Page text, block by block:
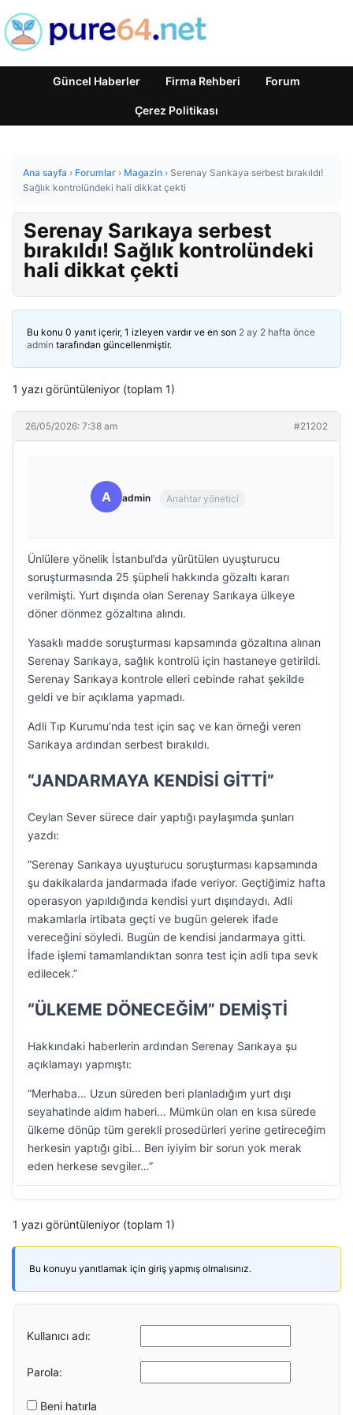
Güncel Haberler Firma Rehberi Forum
Çerez Politikası
Ana sayfa › Forumlar › Magazin › Serenay Sarıkaya serbest bırakıldı!
Sağlık kontrolündeki hali dikkat çekti
Serenay Sarıkaya serbest
bırakıldı! Sağlık kontrolündeki
hali dikkat çekti
Bu konu 0 yanıt içerir, 1 izleyen vardır ve en son 2 ay 2 hafta önce
admin tarafından güncellenmiştir.
1 yazı görüntüleniyor (toplam 1)
26/05/2026: 7:38 am #21202
A admin Anahtar yönetici
Ünlülere yönelik İstanbul’da yürütülen uyuşturucu
soruşturmasında 25 şüpheli hakkında gözaltı kararı
verilmişti. Yurt dışında olan Serenay Sarıkaya ülkeye
döner dönmez gözaltına alındı.
Yasaklı madde soruşturması kapsamında gözaltına alınan
Serenay Sarıkaya, sağlık kontrolü için hastaneye getirildi.
Serenay Sarıkaya kontrole elleri cebinde rahat şekilde
geldi ve bir açıklama yapmadı.
Adli Tıp Kurumu’nda test için saç ve kan örneği veren
Sarıkaya ardından serbest bırakıldı.
“JANDARMAYA KENDİSİ GİTTİ”
Ceylan Sever sürece dair yaptığı paylaşımda şunları
yazdı:
“Serenay Sarıkaya uyuşturucu soruşturması kapsamında
şu dakikalarda jandarmada ifade veriyor. Geçtiğimiz hafta
operasyon yapıldığında kendisi yurt dışındaydı. Adli
makamlarla irtibata geçti ve bugün gelerek ifade
vereceğini söyledi. Bugün de kendisi jandarmaya gitti.
İfade işlemi tamamlandıktan sonra test için adli tıpa sevk
edilecek.”
“ÜLKEME DÖNECEĞİM” DEMİŞTİ
Hakkındaki haberlerin ardından Serenay Sarıkaya şu
açıklamayı yapmıştı:
“Merhaba… Uzun süreden beri planladığım yurt dışı
seyahatinde aldım haberi… Mümkün olan en kısa sürede
ülkeme dönüp tüm gerekli prosedürleri yerine getireceğim
herkesin yaptığı gibi… Ben iyiyim bir sorun yok merak
eden herkese sevgiler…”
1 yazı görüntüleniyor (toplam 1)
Bu konuyu yanıtlamak için giriş yapmış olmalısınız.
Kullanıcı adı:
Parola:
Beni hatırla